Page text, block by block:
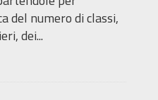
del numero di classi,
dei...